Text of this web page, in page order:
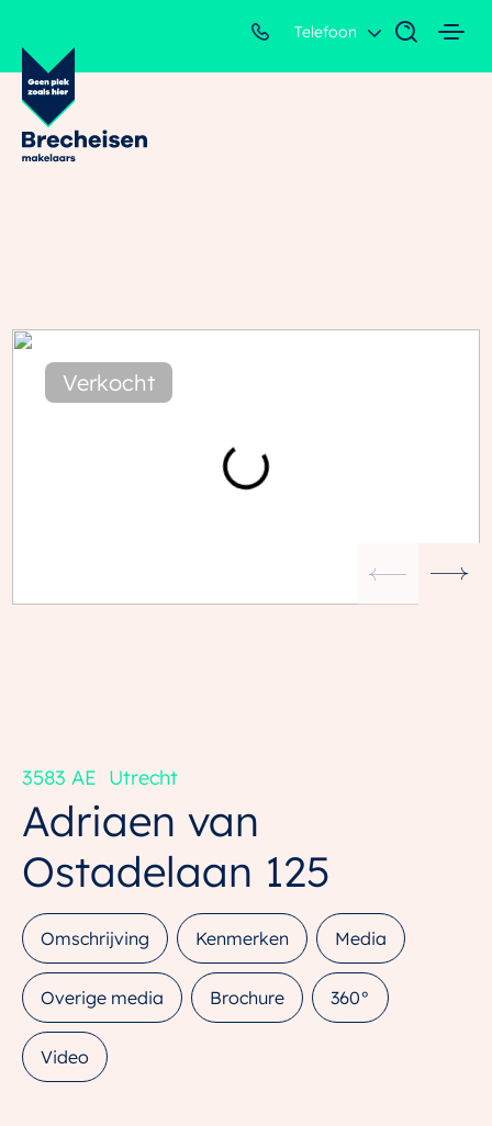
Telefoon
Verkocht
Adriaen van
Ostadelaan 125
3583 AE Utrecht
Omschrijving Kenmerken Media
Overige media Brochure 360°
Video